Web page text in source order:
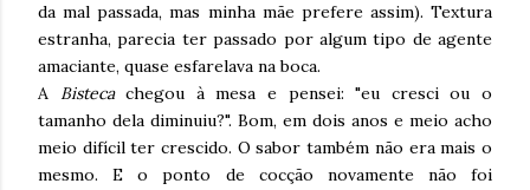
da mal passada, mas minha mãe prefere assim). Textura
estranha, parecia ter passado por algum tipo de agente
amaciante, quase esfarelava na boca.
A Bistecachegou à mesa e pensei: "eu cresci ou o
tamanho dela diminuiu?". Bom, em dois anos e meio acho
meio difícil ter crescido. O sabor também não era mais o
mesmo. E o ponto de cocção novamente não foi